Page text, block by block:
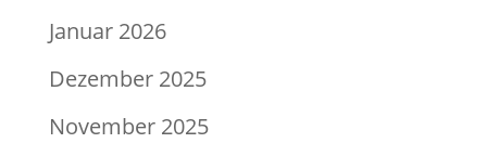
Januar 2026
Dezember 2025
November 2025